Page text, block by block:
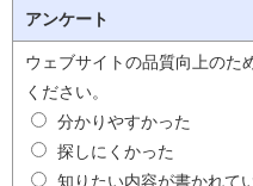
アンケート
ウェブサイトの品質向上のた
ください。
分かりやすかった
探しにくかった
知りたい内容が書かれて